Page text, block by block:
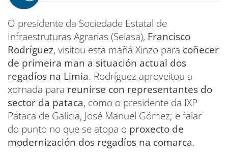
O presidente da Sociedade Estatal de
Infraestruturas Agrarias (Seiasa), Francisco
Rodríguez, visitou esta mañá Xinzo para coñecer
de primeira man a situación actual dos
regadíos na Limia. Rodríguez aproveitou a
xornada para reunirse con representantes do
sector da pataca, como o presidente da IXP
Pataca de Galicia, José Manuel Gómez; e falar
do punto no que se atopa o proxecto de
modernización dos regadíos na comarca.